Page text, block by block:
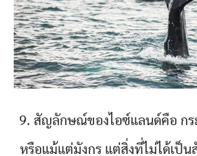
9. สัญลักษณ์ของไอซ์แลนด์คือ ก
หรือแม้แต่มังกร แต่สิ่งที่ไม่ได้เป็